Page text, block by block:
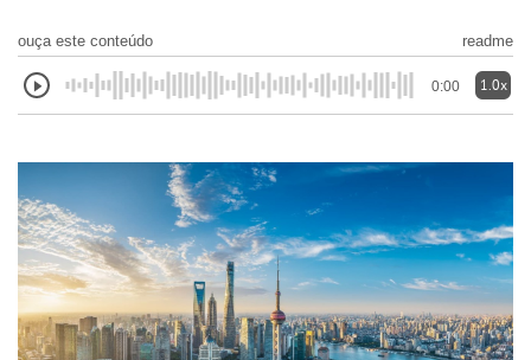
ouça este conteúdo readme
0:00 1.0x